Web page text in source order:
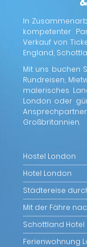
In
kompetenter
Verkauf von
England,
Mit uns buchen
Rundreisen,
malerisches
London oder
Großbritannien.
Hostel London
Hotel London
Städtereise
Mit der Fähre
Schottland Hotel
Ferienwohnung